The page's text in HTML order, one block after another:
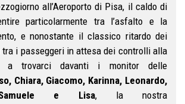
all’Aeroporto di Pisa, il caldo di
particolarmente tra l’asfalto e la
e nonostante il classico ritardo dei
i passeggeri in attesa dei controlli alla
a trovarci davanti i monitor delle
Chiara, Giacomo, Karinna, Leonardo,
e Lisa, la nostra